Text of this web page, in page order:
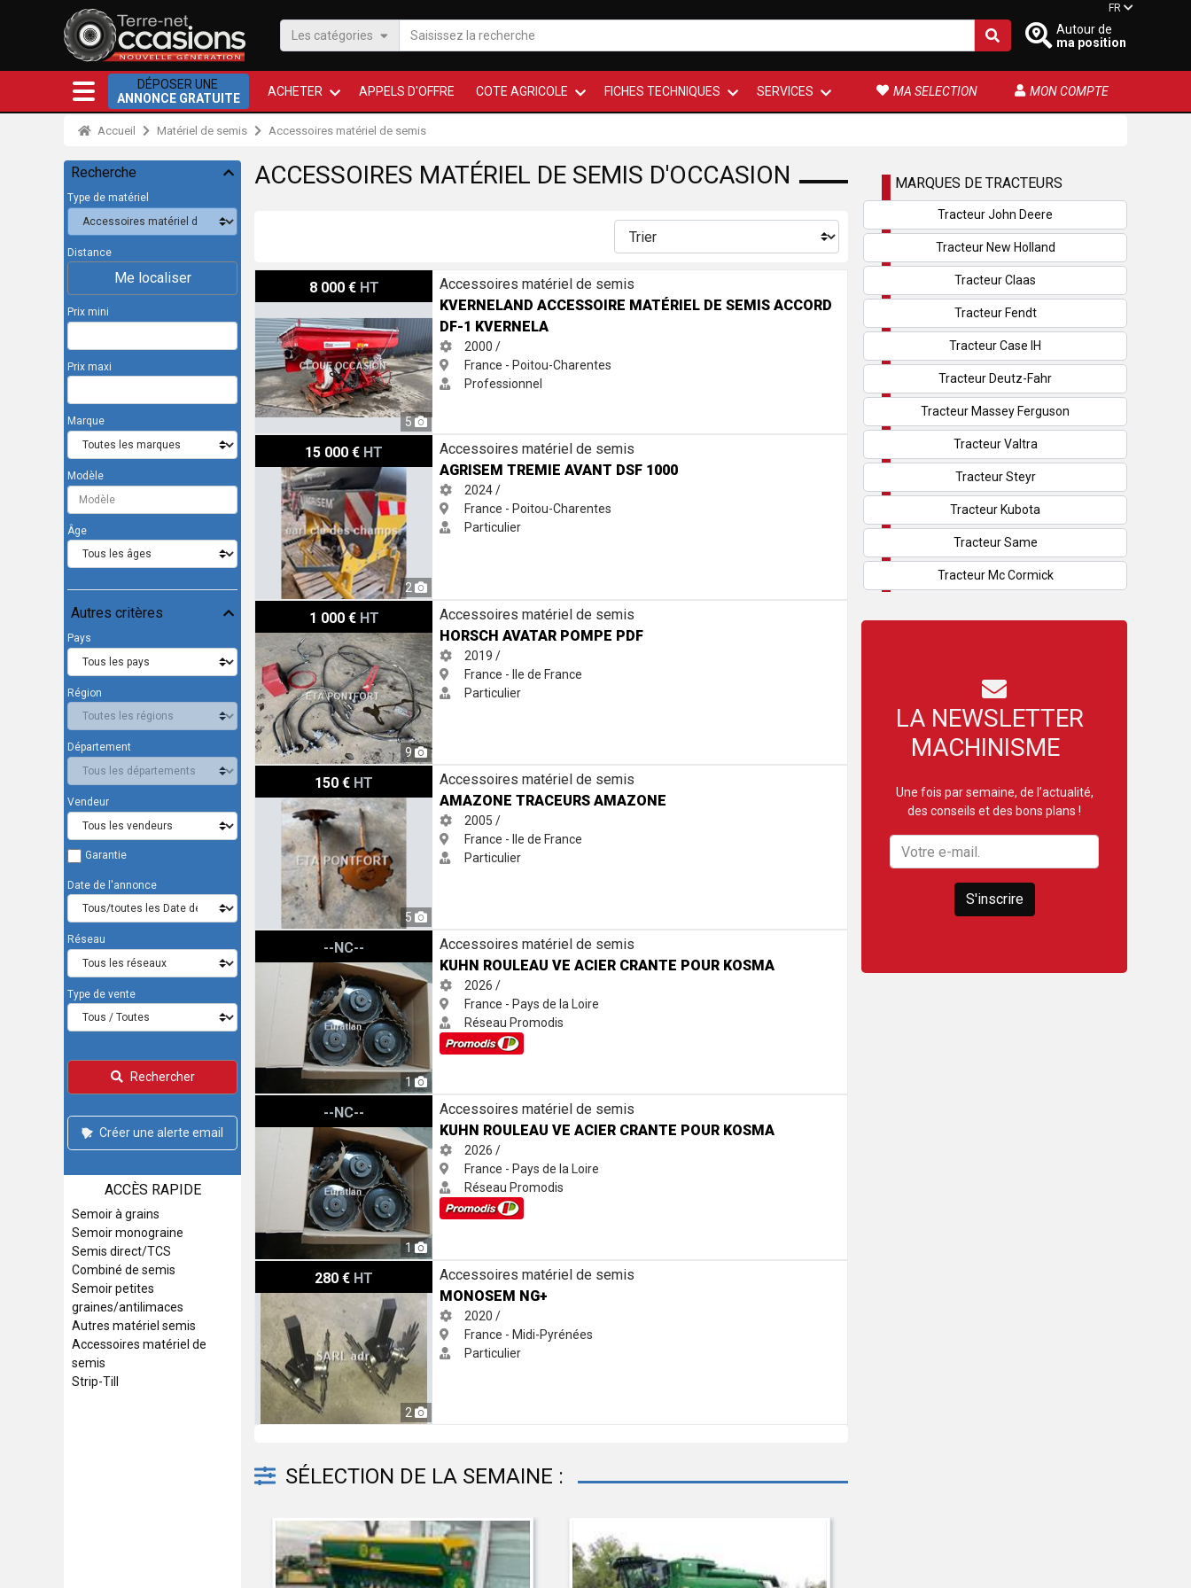
Les catégories
Autour de
ma position
FR
DÉPOSER UNE
ANNONCE GRATUITE
ACHETER APPELS D'OFFRE COTE AGRICOLE FICHES TECHNIQUES SERVICES MA SELECTION MON COMPTE
Accueil Matériel de semis Accessoires matériel de semis
Recherche
Type de matériel
Distance
Me localiser
Prix mini
Prix maxi
Marque
Modèle
Âge
Autres critères
Pays
Région
Département
Vendeur
Garantie
Date de l'annonce
Réseau
Type de vente
Rechercher
Créer une alerte email
ACCÈS RAPIDE
Semoir à grains
Semoir monograine
Semis direct/TCS
Combiné de semis
Semoir petites
graines/antilimaces
Autres matériel semis
Accessoires matériel de
semis
Strip-Till
ACCESSOIRES MATÉRIEL DE SEMIS D'OCCASION
8 000 € HT
5
Kverneland Accessoire matériel de semis ACCORD DF-1 Kvernela
Accessoires matériel de semis
KVERNELAND ACCESSOIRE MATÉRIEL DE SEMIS ACCORD
DF-1 KVERNELA
2000 /
France - Poitou-Charentes
Professionnel
15 000 € HT
2
Agrisem TREMIE AVANT DSF 1000Accessoires matériel de semis
AGRISEM TREMIE AVANT DSF 1000
2024 /
France - Poitou-Charentes
Particulier
1 000 € HT
9
Horsch AVATAR POMPE PDF
Accessoires matériel de semis
HORSCH AVATAR POMPE PDF
2019 /
France - Ile de France
Particulier
150 € HT
5
Amazone TRACEURS AMAZONE Accessoires matériel de semis
AMAZONE TRACEURS AMAZONE
2005 /
France - Ile de France
Particulier
--NC--
1
Kuhn ROULEAU VE ACIER CRANTE POUR KOSMAAccessoires matériel de semis
KUHN ROULEAU VE ACIER CRANTE POUR KOSMA
2026 /
France - Pays de la Loire
Réseau Promodis
--NC--
1
Kuhn ROULEAU VE ACIER CRANTE POUR KOSMAAccessoires matériel de semis
KUHN ROULEAU VE ACIER CRANTE POUR KOSMA
2026 /
France - Pays de la Loire
Réseau Promodis
280 € HT
2
Monosem NG+
Accessoires matériel de semis
MONOSEM NG+
2020 /
France - Midi-Pyrénées
Particulier
SÉLECTION DE LA SEMAINE :
MARQUES DE TRACTEURS
Tracteur John Deere
Tracteur New Holland
Tracteur Claas
Tracteur Fendt
Tracteur Case IH
Tracteur Deutz-Fahr
Tracteur Massey Ferguson
Tracteur Valtra
Tracteur Steyr
Tracteur Kubota
Tracteur Same
Tracteur Mc Cormick
LA NEWSLETTER
MACHINISME
Une fois par semaine, de l’actualité,
des conseils et des bons plans !
S'inscrire